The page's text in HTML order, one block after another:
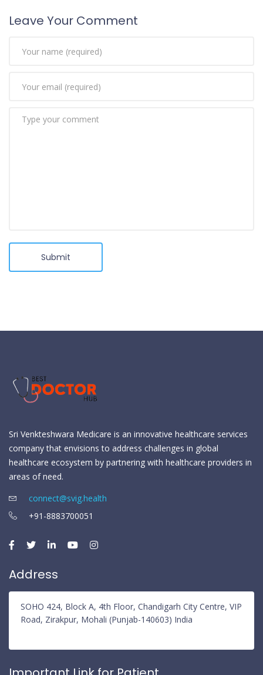
Leave Your Comment
Submit
Sri Venkteshwara Medicare is an innovative healthcare services
company that envisions to address challenges in global
healthcare ecosystem by partnering with healthcare providers in
areas of need.
connect@svig.health
+91-8883700051
Address
SOHO 424, Block A, 4th Floor, Chandigarh City Centre, VIP
Road, Zirakpur, Mohali (Punjab-140603) India